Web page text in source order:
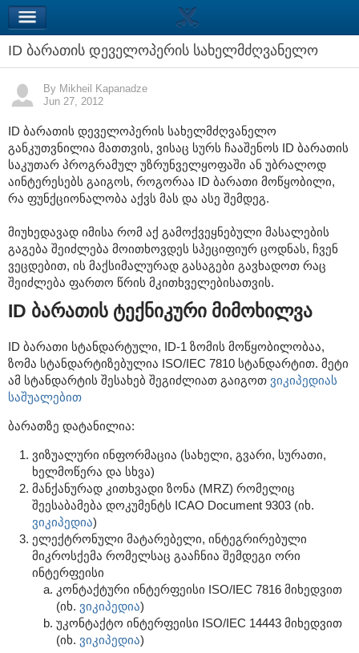
ID ბარათის დეველოპერის სახელმძღვანელო
By Mikheil Kapanadze
Jun 27, 2012
ID ბარათის დეველოპერის სახელმძღვანელო
განკუთვნილია მათთვის, ვისაც სურს ჩააშენოს ID ბარათის
საკუთარ პროგრამულ უზრუნველყოფაში ან უბრალოდ
აინტერესებს გაიგოს, როგორაა ID ბარათი მოწყობილი,
რა ფუნქციონალობა აქვს მას და ასე შემდეგ.
მიუხედავად იმისა რომ აქ გამოქვეყნებული მასალების
გაგება შეიძლება მოითხოვდეს სპეციფიურ ცოდნას, ჩვენ
ვეცდებით, ის მაქსიმალურად გასაგები გავხადოთ რაც
შეიძლება ფართო წრის მკითხველებისათვის.
ID ბარათის ტექნიკური მიმოხილვა
ID ბარათი სტანდარტული, ID-1 ზომის მოწყობილობაა,
ზომა სტანდარტიზებულია ISO/IEC 7810 სტანდარტით. მეტი
ამ სტანდარტის შესახებ შეგიძლიათ გაიგოთ ვიკიპედიას
საშუალებით
ბარათზე დატანილია:
ვიზუალური ინფორმაცია (სახელი, გვარი, სურათი,
ხელმოწერა და სხვა)
მანქანურად კითხვადი ზონა (MRZ) რომელიც
შეესაბამება დოკუმენტს ICAO Document 9303 (იხ.
ვიკიპედია)
ელექტრონული მატარებელი, ინტეგრირებული
მიკროსქემა რომელსაც გააჩნია შემდეგი ორი
ინტერფეისი
კონტაქტური ინტერფეისი ISO/IEC 7816 მიხედვით
(იხ. ვიკიპედია)
უკონტაქტო ინტერფეისი ISO/IEC 14443 მიხედვით
(იხ. ვიკიპედია)